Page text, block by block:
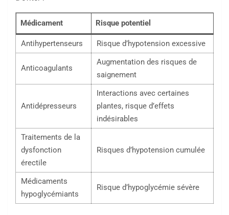
Médicament Risque potentiel
Antihypertenseurs Risque d’hypotension excessive
Anticoagulants
Augmentation des risques de
saignement
Antidépresseurs
Interactions avec certaines
plantes, risque d’effets
indésirables
Traitements de la
dysfonction
érectile
Risques d’hypotension cumulée
Médicaments
hypoglycémiants
Risque d’hypoglycémie sévère